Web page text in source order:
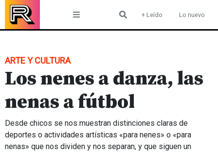
Skip
content
+ Leído Lo nuevo
ARTE Y CULTURA
Los nenes a danza, las
nenas a fútbol
Desde chicos se nos muestran distinciones claras de
deportes o actividades artísticas «para nenes» o «para
nenas» que nos dividen y nos separan, y que siguen un